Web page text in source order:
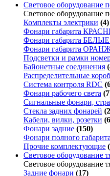
Световое оборудование
Световое оборудование
Комплекты электрики (4)
Фонари габарита
Фонари габарита БЕЛЫЕ
Фонари габарита
Подсветки и рамки
Байонетные соединения
Распределительные
Система контроля RDC
Фонари рабочего света
Сигнальные фонари,
Стекла задних фонарей
Кабели, вилки, розетки
Фонари задние (150)
Фонари полного
Прочие комплектующие
Световое оборудование
Световое оборудование
Задние фонари (17)